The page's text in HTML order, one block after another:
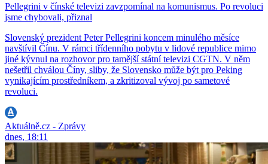
Pellegrini v čínské televizi zavzpomínal na komunismus. Po revoluci
jsme chybovali, přiznal
Slovenský prezident Peter Pellegrini koncem minulého měsíce
navštívil Čínu. V rámci třídenního pobytu v lidové republice mimo
jiné kývnul na rozhovor pro tamější státní televizi CGTN. V něm
nešetřil chválou Číny, sliby, že Slovensko může být pro Peking
vynikajícím prostředníkem, a zkritizoval vývoj po sametové
revoluci.
Aktuálně.cz - Zprávy
dnes, 18:11